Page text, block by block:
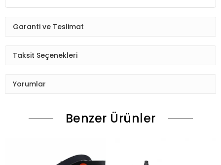
Garanti ve Teslimat
Taksit Seçenekleri
Yorumlar
Benzer Ürünler